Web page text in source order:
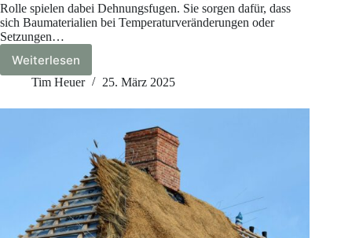
Rolle spielen dabei Dehnungsfugen. Sie sorgen dafür, dass
sich Baumaterialien bei Temperaturveränderungen oder
Setzungen…
WeiterlesenDehnungsfugen:
Warum
wichtig
Tim Heuer 25. März 2025